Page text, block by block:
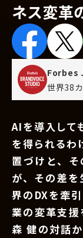
ネス変革
Forbes
世界38
AIを導入して
を得られるわ
置づけと、
が、その差
界のDXを牽
業の変革支
森 健の対話